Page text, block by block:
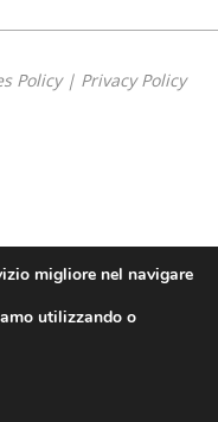
Policy| Privacy Policy
migliore nel navigare
utilizzando o